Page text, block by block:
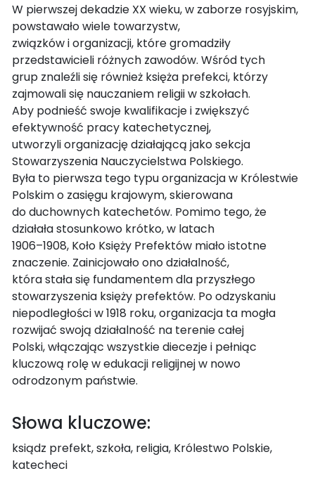
W pierwszej dekadzie XX wieku, w zaborze rosyjskim,
powstawało wiele towarzystw,
związków i organizacji, które gromadziły
przedstawicieli różnych zawodów. Wśród tych
grup znaleźli się również księża prefekci, którzy
zajmowali się nauczaniem religii w szkołach.
Aby podnieść swoje kwalifikacje i zwiększyć
efektywność pracy katechetycznej,
utworzyli organizację działającą jako sekcja
Stowarzyszenia Nauczycielstwa Polskiego.
Była to pierwsza tego typu organizacja w Królestwie
Polskim o zasięgu krajowym, skierowana
do duchownych katechetów. Pomimo tego, że
działała stosunkowo krótko, w latach
1906–1908, Koło Księży Prefektów miało istotne
znaczenie. Zainicjowało ono działalność,
która stała się fundamentem dla przyszłego
stowarzyszenia księży prefektów. Po odzyskaniu
niepodległości w 1918 roku, organizacja ta mogła
rozwijać swoją działalność na terenie całej
Polski, włączając wszystkie diecezje i pełniąc
kluczową rolę w edukacji religijnej w nowo
odrodzonym państwie.
Słowa kluczowe:
ksiądz prefekt, szkoła, religia, Królestwo Polskie,
katecheci